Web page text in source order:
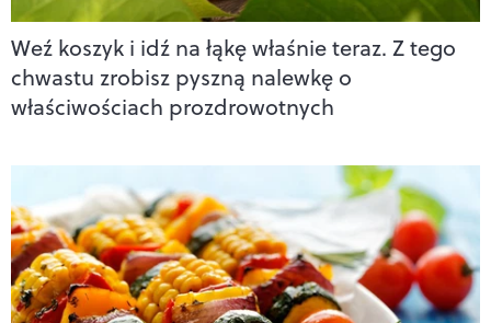
Weź koszyk i idź na łąkę właśnie teraz. Z tego
chwastu zrobisz pyszną nalewkę o
właściwościach prozdrowotnych